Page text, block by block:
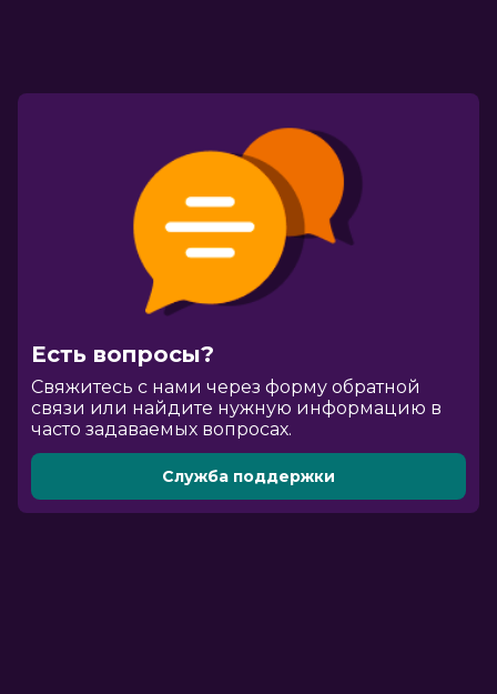
Есть вопросы?
Cвяжитесь с нами через форму обратной
связи или найдите нужную информацию в
часто задаваемых вопросах.
Служба поддержки